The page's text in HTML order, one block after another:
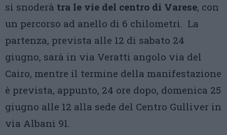
si snoderà tra le vie del centro di Varese, con
un percorso ad anello di 6 chilometri. La
partenza, prevista alle 12 di sabato 24
giugno, sarà in via Veratti angolo via del
Cairo, mentre il termine della manifestazione
è prevista, appunto, 24 ore dopo, domenica 25
giugno alle 12 alla sede del Centro Gulliver in
via Albani 91.